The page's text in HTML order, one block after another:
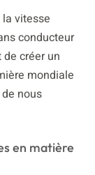
vitesse
conducteur
créer un
mondiale
nous
en matière